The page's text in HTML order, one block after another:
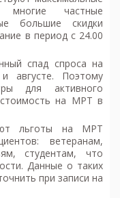
многие частные
большие скидки
в период с 24.00
спад спроса на
августе. Поэтому
для активного
стоимость на МРТ в
льготы на МРТ
ветеранам,
студентам, что
Данные о таких
при записи на